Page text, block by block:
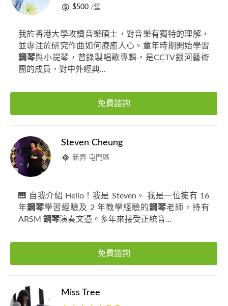
$500 /堂
我於香港大學攻讀音樂碩士，對音樂有獨特的理解，
並專注於研究作曲如何療癒人心。童年時期開始學習
鋼琴與小提琴，曾錄製唱歌專輯，是CCTV銀河藝術
團的成員，對中外經典...
免費諮詢
Steven Cheung
新界 屯門區
🎹 自我介紹 Hello！我是 Steven。 我是一位擁有 16
年鋼琴學習經驗及 2 年教學經驗的鋼琴老師，持有
ARSM 鋼琴演奏文憑。多年來接受正統音...
免費諮詢
Miss Tree